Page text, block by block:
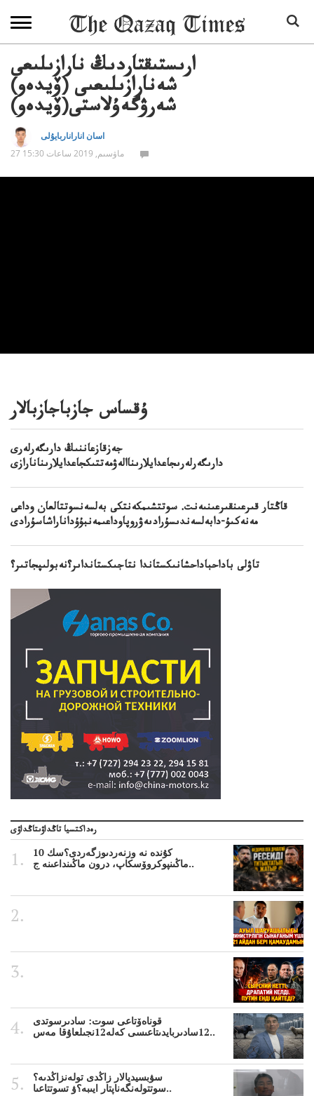
ارىستىقتاردىڭ نارازىلىعى
شەنارازىلىعىى (ۆيدەو)
شەرۋگەۇلاستى(ۆيدەو)
اسان اناراناربايۇلى
27 ماۋسىم, 2019 ساعات 15:30
ۇقساس جازباجازبالار
جەزقازعاننىڭ دارىگەرلەرى
دارىگەرلەرىجاعدايلارىناالەۋمەتتىكجاعدايلارىنانارازى
قاڭتار قىرعىنقىرعىنىەنت. سوتتشىمكەنتكى بەلسەنسوتتالعان وداعى
مەنەكىۇ-دابەلسەندىسۇرادىەۋروپاوداعىمەنبۇۇداناراشاسۇرادى
تاۋلى باداحباداحشانىكستاندا نتاجىكستانداىر؟نەبولىپجاتىر؟
رەداكتسيا تاڭداۋىتاڭداۋى
10 كۇندە نە وزنەردىوزگەردى؟سك
ماڭىنپوكروۆسكاپ، درون ماڭىنداعىنە ج..
قوناەۆتاعى سوت: سادىرسوتدى
12سادىربايدىتاعىسى كەلە12نجىلعاۇقا مەس..
سۋبسيديالار زاڭدى تولەنزاڭدىە؟
سوتتولەنگەناپتار ايىبە؟ۋ تسوتتاعىا..